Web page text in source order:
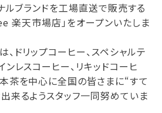
ルブランドを工場直送で販売する
楽天市場店」をオープンいたしま
、ドリップコーヒー、スペシャルテ
ンレスコーヒー、リキッドコーヒ
茶を中心に全国の皆さまに“すて
来るようスタッフ一同努めていま